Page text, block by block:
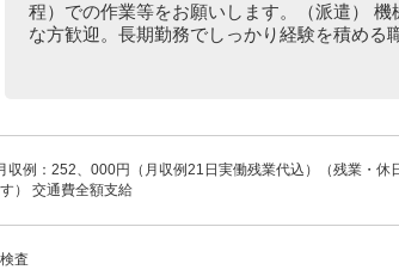
程）での作業等をお願いします。（派遣） 機
な方歓迎。長期勤務でしっかり経験を積める
収例：252、000円（月収例21日実働残業代込）（残業・休
） 交通費全額支給
査